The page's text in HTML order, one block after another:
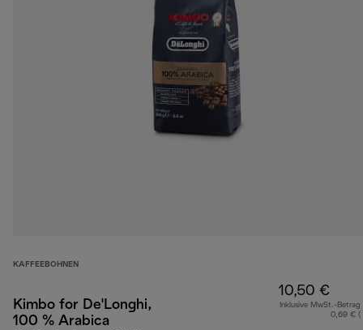
KAFFEEBOHNEN
Kimbo for De'Longhi,
100 % Arabica
10,50 €
Inklusive MwSt.-Betrag
0,69 € (